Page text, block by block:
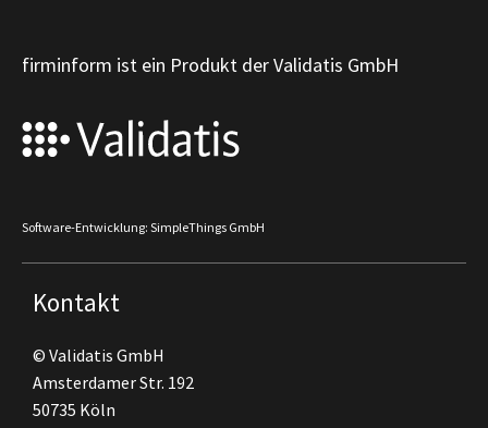
firminform ist ein Produkt der Validatis GmbH
Software-Entwicklung: SimpleThings GmbH
Kontakt
© Validatis GmbH
Amsterdamer Str. 192
50735 Köln